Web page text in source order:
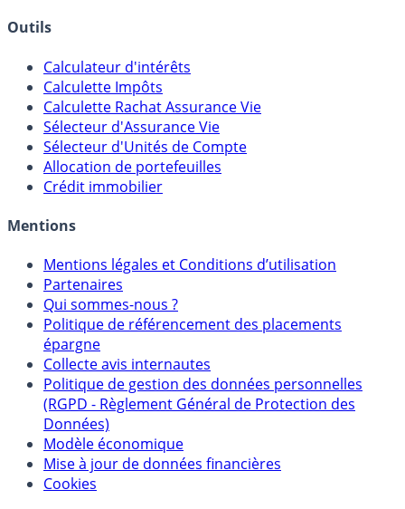
Outils
Calculateur d'intérêts
Calculette Impôts
Calculette Rachat Assurance Vie
Sélecteur d'Assurance Vie
Sélecteur d'Unités de Compte
Allocation de portefeuilles
Crédit immobilier
Mentions
Mentions légales et Conditions d’utilisation
Partenaires
Qui sommes-nous ?
Politique de référencement des placements
épargne
Collecte avis internautes
Politique de gestion des données personnelles
(RGPD - Règlement Général de Protection des
Données)
Modèle économique
Mise à jour de données financières
Cookies